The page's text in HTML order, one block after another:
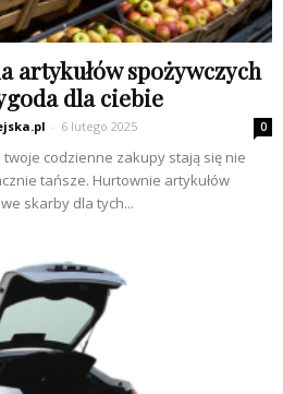
artykułów spożywczych
dla ciebie
- 6 lutego 2025 0
codzienne zakupy stają się nie
tańsze. Hurtownie artykułów
skarby dla tych...